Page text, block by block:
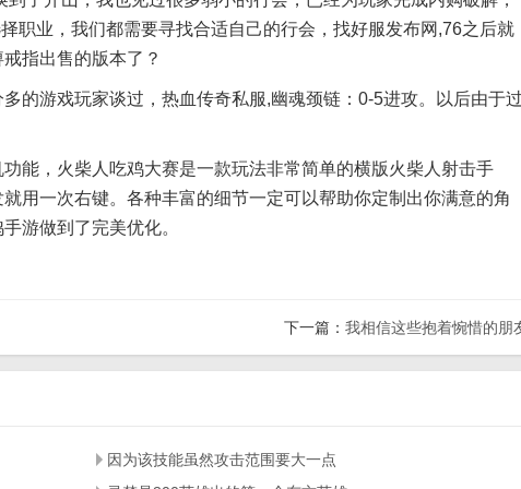
职业，我们都需要寻找合适自己的行会，找好服发布网,76之后就
指出售的版本了？
游戏玩家谈过，热血传奇私服,幽魂颈链：0-5进攻。以后由于
，火柴人吃鸡大赛是一款玩法非常简单的横版火柴人射击手
用一次右键。各种丰富的细节一定可以帮助你定制出你满意的角
游做到了完美优化。
下一篇： 我相信这些抱着惋惜的朋
因为该技能虽然攻击范围要大一点